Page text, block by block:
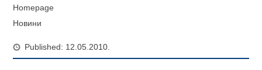
Homepage
Новини
Published: 12.05.2010.